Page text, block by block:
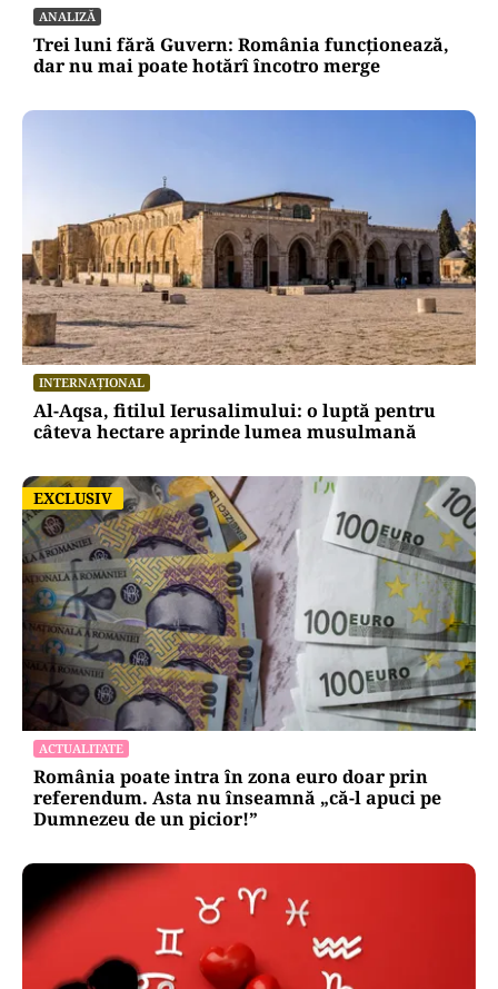
ANALIZĂ
Trei luni fără Guvern: România funcționează,
dar nu mai poate hotărî încotro merge
INTERNAȚIONAL
Al-Aqsa, fitilul Ierusalimului: o luptă pentru
câteva hectare aprinde lumea musulmană
EXCLUSIV
EXCLUSIV
ACTUALITATE
România poate intra în zona euro doar prin
referendum. Asta nu înseamnă „că-l apuci pe
Dumnezeu de un picior!”